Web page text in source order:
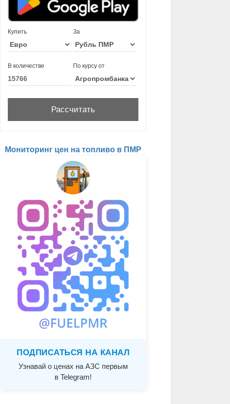
Купить За
В количестве По курсу от
Мониторинг цен на топливо в ПМР
ПОДПИСАТЬСЯ НА КАНАЛ
Узнавай о ценах на АЗС первым
в Telegram!